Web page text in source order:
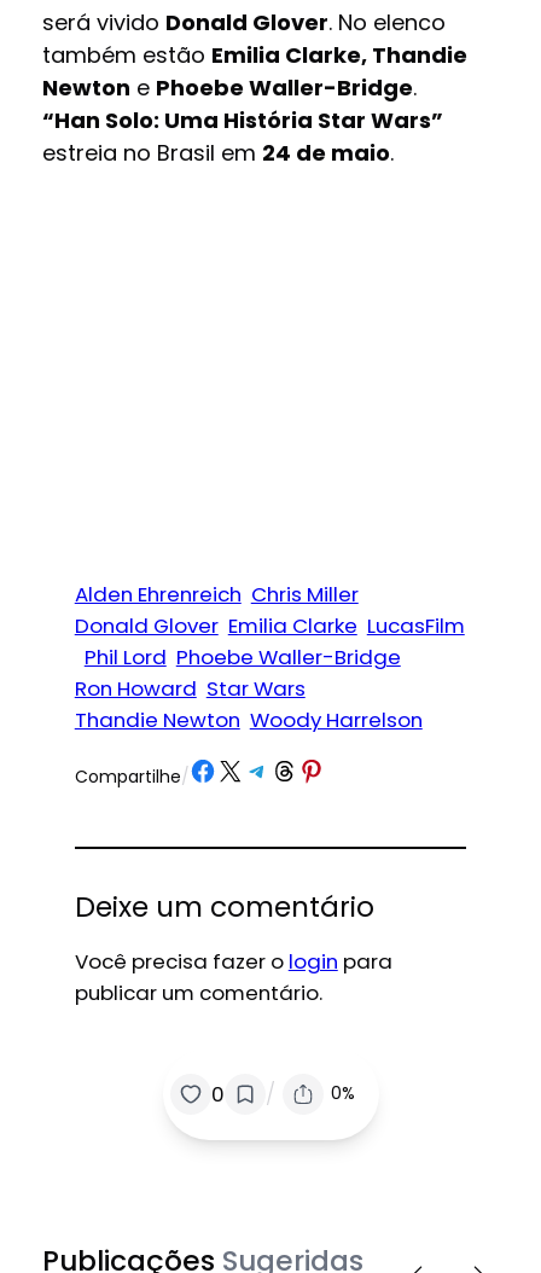
será vivido Donald Glover. No elenco
também estão Emilia Clarke, Thandie
Newton e Phoebe Waller-Bridge.
“Han Solo: Uma História Star Wars”
estreia no Brasil em 24 de maio.
Alden Ehrenreich Chris Miller
Donald Glover Emilia Clarke LucasFilm
Phil Lord Phoebe Waller-Bridge
Ron Howard Star Wars
Thandie Newton Woody Harrelson
Compartilhe/Share on Facebook
Share on X Share on Telegram
Share on Threads
Share on Pinterest
Deixe um comentário
Você precisa fazer o login para
publicar um comentário.
0 / 0%
Publicações Sugeridas